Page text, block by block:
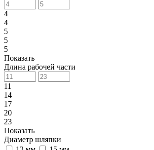
4
4
5
5
5
Показать
Длина рабочей части
11
14
17
20
23
Показать
Диаметр шляпки